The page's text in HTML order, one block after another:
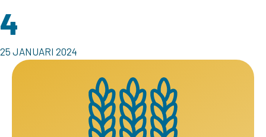
4
25 JANUARI 2024